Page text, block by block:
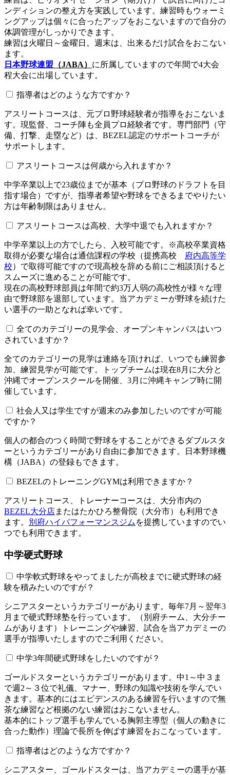
ンディションの整え方を実践しています。練習時もウォーミ
ングアップは個々に合ったアップをおこないますので自分の
体調管理がしっかりできます。
練習は火曜日～金曜日。週末は、出来るだけ試合をおこない
ます。
日本野球連盟 （JABA） に所属していますので年間で4大会
程大会に出場しています。
指導者はどのような方ですか？
アスリートコースは、元プロ野球経験者が指導をおこないま
す。現監督、コーチ陣も全員プロ経験者です。専門部門（守
備、打撃、走塁など）は、BEZEL認定のサポートコーチが
サポートします。
アスリートコースは何歳から入れますか？
中学卒業以上で23歳位までが基本（プロ野球のドラフトを目
指す場合）ですが、指導者希望や野球をできるまでやりたい
方は年齢制限はありません。
アスリートコースは高校、大学中退でも入れますか？
中学卒業以上の方でしたら、入校可能です。※高校卒業資格
取得が必要な場合は通信課程の学校（提携高校
府内高等学
校）で取得可能ですので現高校を辞める前にご相談頂けると
スムーズに進めることが可能です。
現在の高校野球部員は年間で約3万人弱の高校性が様々な理
由で野球部を退部しています。当アカデミーが野球を続けた
い選手の一助となれば幸いです。
全てのカテゴリーの見学会、オープンキャンパスはいつ
されていますか？​​​​​
全てのカテゴリーの見学は連絡を頂ければ、いつでも練習参
加、練習見学が可能です。トップチームは現在8月に大分と
沖縄でオープンスクールを開催、3月に沖縄キャンプ時に開
催しています。
社会人又は学生ですが週末のみ参加したいのですが可能
ですか？
個人の都合のつく時間で野球をすることができるダブルスタ
ーというカテゴリーがあり自由に参加できます。日本野球機
構（JABA）の登録もできます。
BEZELのトレーニングGYMは利用できますか？​​​​​
アスリートコース、トレーナーコースは、大分市内の
BEZEL大分店またはたかひろ整骨院（大分市）も利用でき
ます。
別府ハイパフォーマンスジム を提携していますのでい
つでも利用できます。
中学硬式野球
中学軟式野球をやってましたが高校までに硬式野球の経
験を積みたいのですが？
シニアスターというカテゴリーがあります。毎年7月～翌年3
月まで硬式野球塾を行っています。（別府チーム、大分チー
ムがあります）トレーニングや練習、試合を当アカデミーの
選手が指導いたしますのでご利用ください。
中学3年間硬式野球をしたいのですが？
ゴールドスターというカテゴリーがあります。中1～中３ま
で週2～３位で礼儀、マナー、野球の知識や技術を学んでい
きます。基本的にはエビデンスのある練習を行いますので無
茶な練習など根拠のない練習はおこないません。
基本的にトップ選手も学んでいる胸郭主導型（個人の動きに
合った動作）理論で長所を伸ばす練習をおこなっています。
指導者はどのような方ですか？
シニアスター、ゴールドスターは、当アカデミーの選手が基